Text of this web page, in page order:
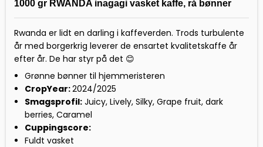
1000 gr RWANDA inagagi vasket kaffe, rå bønner
Rwanda er lidt en darling i kaffeverden. Trods turbulente
år med borgerkrig leverer de ensartet kvalitetskaffe år
efter år. De har styr på det 😊
Grønne bønner til hjemmeristeren
CropYear:2024/2025
Smagsprofil:Juicy, Lively, Silky, Grape fruit, dark
berries, Caramel
Cuppingscore:
Fuldt vasket